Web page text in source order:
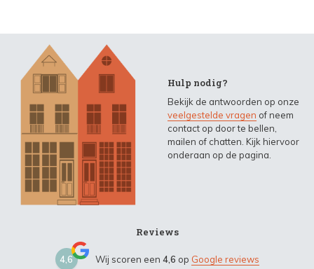
Hulp nodig?
Bekijk de antwoorden op onze
veelgestelde vragen of neem
contact op door te bellen,
mailen of chatten. Kijk hiervoor
onderaan op de pagina.
Reviews
4,6 Wij scoren een 4,6 op Google reviews